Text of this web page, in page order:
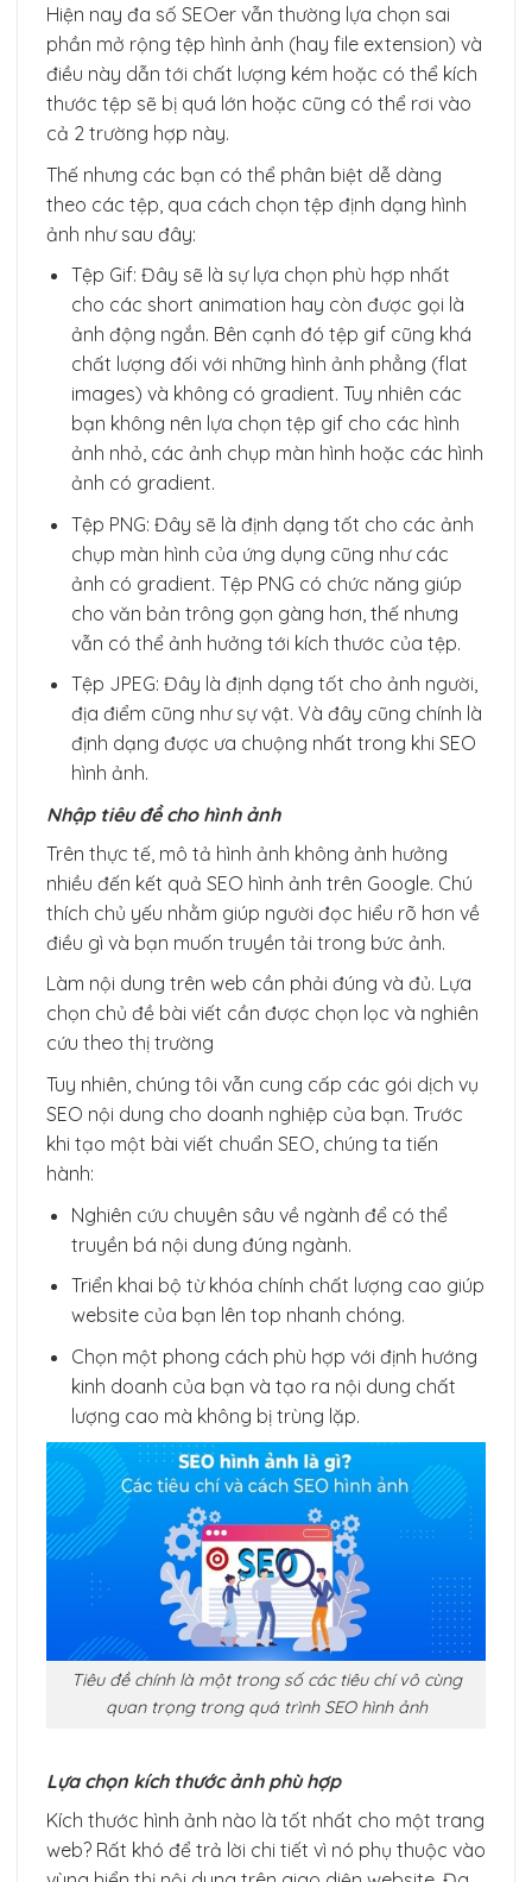
Hiện nay đa số SEOer vẫn thường lựa chọn sai
phần mở rộng tệp hình ảnh (hay file extension) và
điều này dẫn tới chất lượng kém hoặc có thể kích
thước tệp sẽ bị quá lớn hoặc cũng có thể rơi vào
cả 2 trường hợp này.
Thế nhưng các bạn có thể phân biệt dễ dàng
theo các tệp, qua cách chọn tệp định dạng hình
ảnh như sau đây:
Tệp Gif: Đây sẽ là sự lựa chọn phù hợp nhất
cho các short animation hay còn được gọi là
ảnh động ngắn. Bên cạnh đó tệp gif cũng khá
chất lượng đối với những hình ảnh phẳng (flat
images) và không có gradient. Tuy nhiên các
bạn không nên lựa chọn tệp gif cho các hình
ảnh nhỏ, các ảnh chụp màn hình hoặc các hình
ảnh có gradient.
Tệp PNG: Đây sẽ là định dạng tốt cho các ảnh
chụp màn hình của ứng dụng cũng như các
ảnh có gradient. Tệp PNG có chức năng giúp
cho văn bản trông gọn gàng hơn, thế nhưng
vẫn có thể ảnh hưởng tới kích thước của tệp.
Tệp JPEG: Đây là định dạng tốt cho ảnh người,
địa điểm cũng như sự vật. Và đây cũng chính là
định dạng được ưa chuộng nhất trong khi SEO
hình ảnh.
Nhập tiêu đề cho hình ảnh
Trên thực tế, mô tả hình ảnh không ảnh hưởng
nhiều đến kết quả SEO hình ảnh trên Google. Chú
thích chủ yếu nhằm giúp người đọc hiểu rõ hơn về
điều gì và bạn muốn truyền tải trong bức ảnh.
Làm nội dung trên web cần phải đúng và đủ. Lựa
chọn chủ đề bài viết cần được chọn lọc và nghiên
cứu theo thị trường
Tuy nhiên, chúng tôi vẫn cung cấp các gói dịch vụ
SEO nội dung cho doanh nghiệp của bạn. Trước
khi tạo một bài viết chuẩn SEO, chúng ta tiến
hành:
Nghiên cứu chuyên sâu về ngành để có thể
truyền bá nội dung đúng ngành.
Triển khai bộ từ khóa chính chất lượng cao giúp
website của bạn lên top nhanh chóng.
Chọn một phong cách phù hợp với định hướng
kinh doanh của bạn và tạo ra nội dung chất
lượng cao mà không bị trùng lặp.
Tiêu đề chính là một trong số các tiêu chí vô cùng
quan trọng trong quá trình SEO hình ảnh
Lựa chọn kích thước ảnh phù hợp
Kích thước hình ảnh nào là tốt nhất cho một trang
web? Rất khó để trả lời chi tiết vì nó phụ thuộc vào